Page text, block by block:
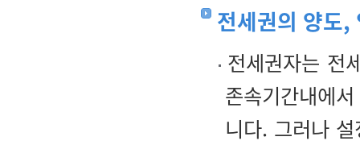
전세권의 양도,
전세권자는 전
존속기간내에
니다. 그러나